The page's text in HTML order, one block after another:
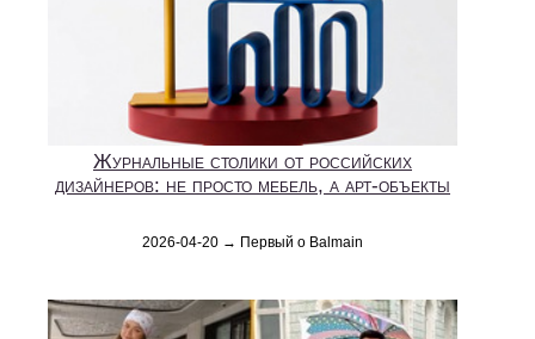
Журнальные столики от российских
дизайнеров: не просто мебель, а арт-объекты
2026-04-20 → Первый о Balmain